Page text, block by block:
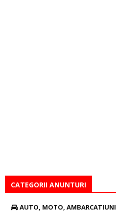
CATEGORII ANUNTURI
AUTO, MOTO, AMBARCATIUNI